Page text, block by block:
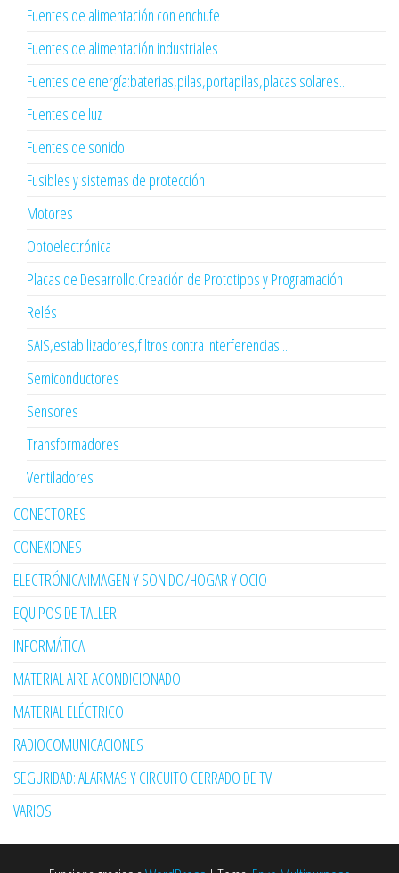
Fuentes de alimentación con enchufe
Fuentes de alimentación industriales
Fuentes de energía:baterias,pilas,portapilas,placas solares...
Fuentes de luz
Fuentes de sonido
Fusibles y sistemas de protección
Motores
Optoelectrónica
Placas de Desarrollo.Creación de Prototipos y Programación
Relés
SAIS,estabilizadores,filtros contra interferencias...
Semiconductores
Sensores
Transformadores
Ventiladores
CONECTORES
CONEXIONES
ELECTRÓNICA:IMAGEN Y SONIDO/HOGAR Y OCIO
EQUIPOS DE TALLER
INFORMÁTICA
MATERIAL AIRE ACONDICIONADO
MATERIAL ELÉCTRICO
RADIOCOMUNICACIONES
SEGURIDAD: ALARMAS Y CIRCUITO CERRADO DE TV
VARIOS